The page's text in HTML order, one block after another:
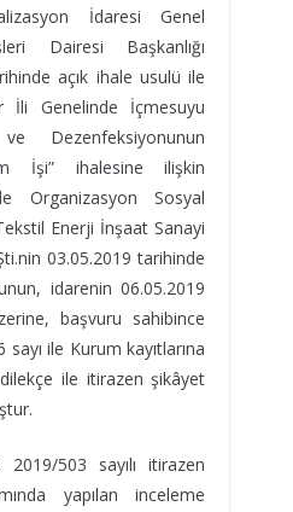
İdaresi Genel
Dairesi Başkanlığı
açık ihale usulü ile
İli Genelinde İçmesuyu
Dezenfeksiyonunun
İşi” ihalesine ilişkin
Organizasyon Sosyal
Enerji İnşaat Sanayi
03.05.2019 tarihinde
idarenin 06.05.2019
başvuru sahibince
ile Kurum kayıtlarına
ile itirazen şikâyet
503 sayılı itirazen
yapılan inceleme